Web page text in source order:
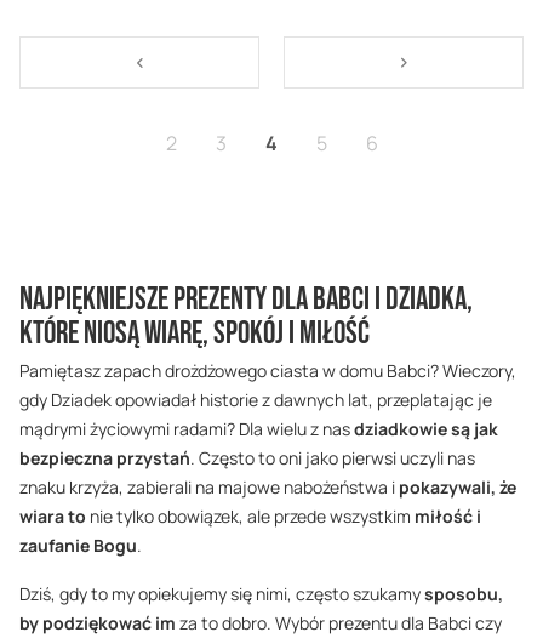
Strona
<
Strona
2 Strona
3 Aktualnie czytasz stronę
4 Strona
5 Strona
6
Strona
>
Najpiękniejsze prezenty dla Babci i Dziadka,
które niosą wiarę, spokój i miłość
Pamiętasz zapach drożdżowego ciasta w domu Babci? Wieczory,
gdy Dziadek opowiadał historie z dawnych lat, przeplatając je
mądrymi życiowymi radami? Dla wielu z nasdziadkowie są jak
bezpieczna przystań. Często to oni jako pierwsi uczyli nas
znaku krzyża, zabierali na majowe nabożeństwa i pokazywali, że
wiara to nie tylko obowiązek, ale przede wszystkim miłość i
zaufanie Bogu.
Dziś, gdy to my opiekujemy się nimi, często szukamysposobu,
by podziękować im za to dobro. Wybór prezentu dla Babci czy